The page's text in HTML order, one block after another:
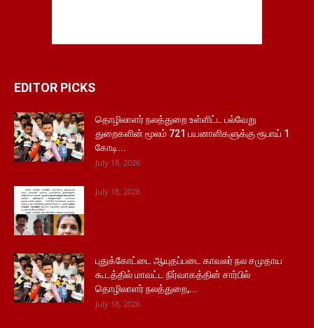
EDITOR PICKS
தொழிலாளர் நலத்துறை உள்ளிட்ட பல்வேறு
துறைகளின் மூலம் 721 பயனாளிகளுக்கு ரூபாய் 1
கோடி...
July 18, 2026
July 18, 2026
புதுக்கோட்டை ஆயுதப்படை காவலர் நல சமுதாய
கூடத்தில் மாவட்ட நிர்வாகத்தின் சார்பில்
தொழிலாளர் நலத்துறை,...
July 18, 2026